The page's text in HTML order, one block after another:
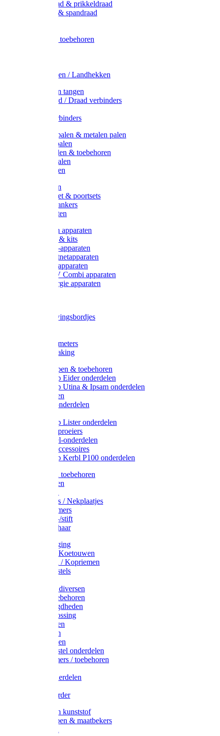
Metaal draad & prikkeldraad
Binddraad & spandraad
Afrasternet toebehoren
Weidehekken / Landhekken
Spanners en tangen
Lint / Koord / Draad verbinders
Litzclip verbinders
Recycling palen & metalen palen
Kunststof palen
T-Post t-palen & toebehoren
Glasfiber palen
Houten palen
Poortgrepen
Doorgangset & poortsets
Poortgreepankers
Weidepoorten
Onderdelen apparaten
Starter sets & kits
9V Batterij-apparaten
230V Lichtnetapparaten
12V Accu-apparaten
230V / 12V Combi apparaten
Zonne-energie apparaten
Waarschuwingsbordjes
Wegers en meters
Video bewaking
Weidepompen & toebehoren
Weidepomp Eider onderdelen
Weidepomp Utina & Ipsam onderdelen
Drinkbakken
Drinkbak onderdelen
Weidepomp Lister onderdelen
Nippels / Sproeiers
Drinknippel-onderdelen
Drinkbak accessoires
Weidepomp Kerbl P100 onderdelen
Oormerken toebehoren
Enkelbanden
Halsplaatjes / Nekplaatjes
Kokernummers
Merkspray-/stift
Veemerkschaar
Uierverzorging
Halsters & Koetouwen
Halsriemen / Kopriemen
Koerugborstels
Koe / Stier diversen
Melkers toebehoren
Stalbenodigdheden
Kalververlossing
Stierenringen
Onthoornen
Kalverflessen
Koerugborstel onderdelen
Kalveremmers / toebehoren
Koelift onderdelen
Uieronthaarder
Voerbakken kunststof
Voerscheppen & maatbekers